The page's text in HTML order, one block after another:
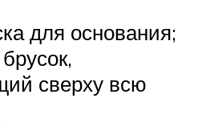
для основания;
сверху всю